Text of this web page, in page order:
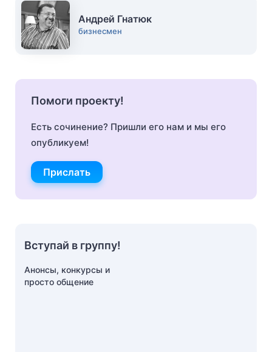
Андрей Гнатюк
бизнесмен
Помоги проекту!
Есть сочинение? Пришли его нам и мы его
опубликуем!
Прислать
Вступай в группу!
Анонсы, конкурсы и
просто общение